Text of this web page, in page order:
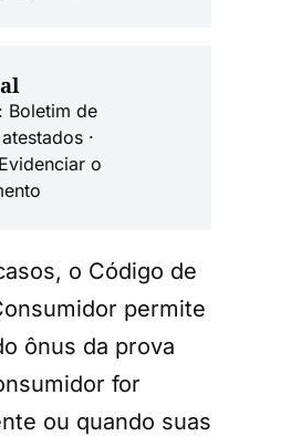
Boletim de
·
o
o Código de
permite
ônus da prova
for
ou quando suas